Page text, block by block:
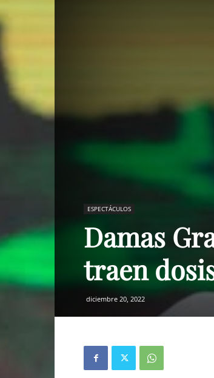
ESPECTÁCULOS
Damas
traen
diciembre 20, 2022